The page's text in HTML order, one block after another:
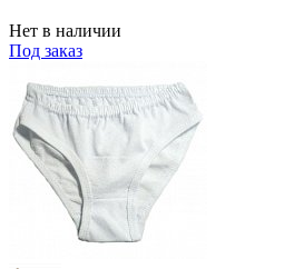
Нет в наличии
Под заказ